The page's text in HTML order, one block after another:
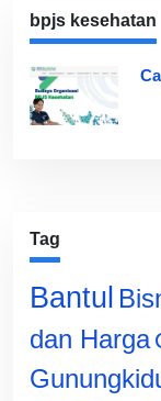
bpjs kesehatan
Tag
Bantul
dan Harga